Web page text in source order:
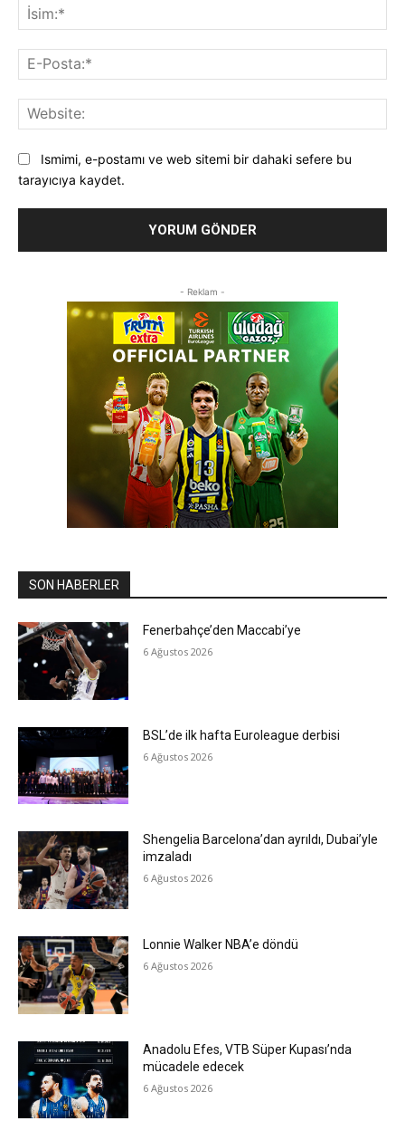
Ismimi, e-postamı ve web sitemi bir dahaki sefere bu
tarayıcıya kaydet.
- Reklam -
SON HABERLER
Fenerbahçe’den Maccabi’ye
6 Ağustos 2026
BSL’de ilk hafta Euroleague derbisi
6 Ağustos 2026
Shengelia Barcelona’dan ayrıldı, Dubai’yle
imzaladı
6 Ağustos 2026
Lonnie Walker NBA’e döndü
6 Ağustos 2026
Anadolu Efes, VTB Süper Kupası’nda
mücadele edecek
6 Ağustos 2026